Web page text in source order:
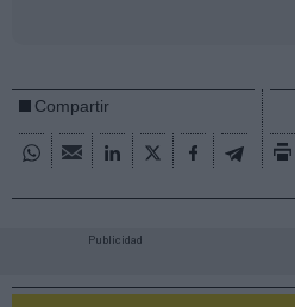
Compartir
Publicidad